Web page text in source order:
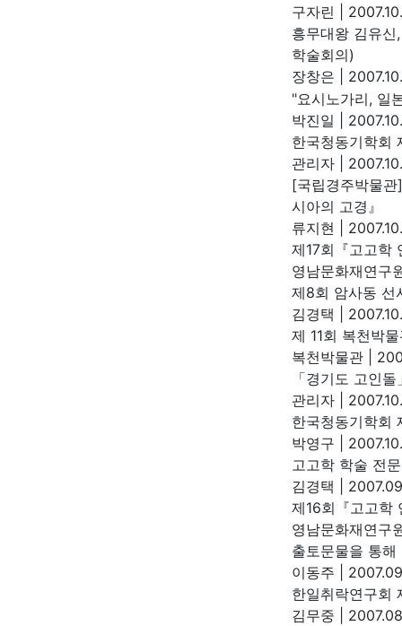
구자린
흥무대왕 김유
학술회의)
장창은
"요시노가리, 일
박진일
한국청동기학회
관리자
[국립경주박물
시아의 고경』
류지현
제17회『고고학
영남문화재연구
제8회 암사동 선
김경택
제 11회 복천박
복천박물관
「경기도 고인
관리자
한국청동기학회
박영구
고고학 학술 전
김경택
제16회『고고학
영남문화재연구
출토문물을 통
이동주
한일취락연구회
김무중